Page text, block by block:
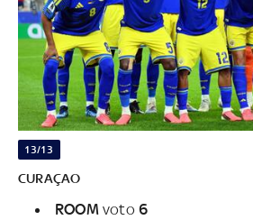
13/13
CURAÇAO
ROOMvoto 6